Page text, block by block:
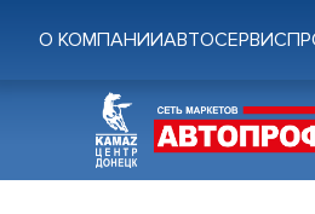
О КОМПАНИИАВТОСЕРВИС